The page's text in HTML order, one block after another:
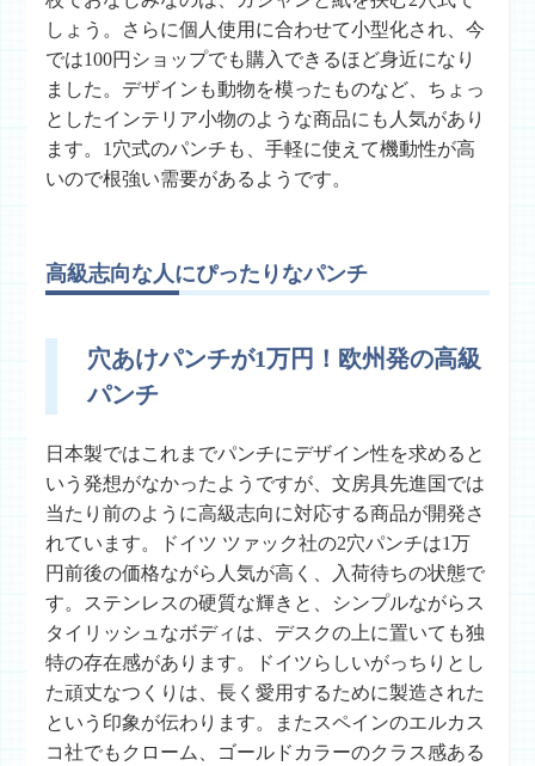
しょう。さらに個人使用に合わせて小型化され、今
では100円ショップでも購入できるほど身近になり
ました。デザインも動物を模ったものなど、ちょっ
としたインテリア小物のような商品にも人気があり
ます。1穴式のパンチも、手軽に使えて機動性が高
いので根強い需要があるようです。
高級志向な人にぴったりなパンチ
穴あけパンチが1万円！欧州発の高級
パンチ
日本製ではこれまでパンチにデザイン性を求めると
いう発想がなかったようですが、文房具先進国では
当たり前のように高級志向に対応する商品が開発さ
れています。ドイツ ツァック社の2穴パンチは1万
円前後の価格ながら人気が高く、入荷待ちの状態で
す。ステンレスの硬質な輝きと、シンプルながらス
タイリッシュなボディは、デスクの上に置いても独
特の存在感があります。ドイツらしいがっちりとし
た頑丈なつくりは、長く愛用するために製造された
という印象が伝わります。またスペインのエルカス
コ社でもクローム、ゴールドカラーのクラス感ある